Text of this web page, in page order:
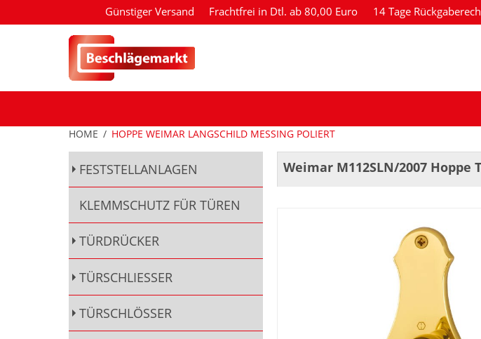
Günstiger Versand Frachtfrei in Dtl. ab 80,00 Euro 14 Tage
HOME / HOPPE WEIMAR LANGSCHILD MESSING POLIERT
Weimar M112SLN/2007
FESTSTELLANLAGEN
KLEMMSCHUTZ FÜR TÜREN
TÜRDRÜCKER
TÜRSCHLIESSER
TÜRSCHLÖSSER